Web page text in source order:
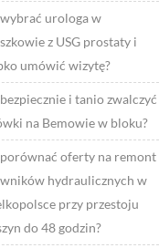
wybrać urologa w
z USG prostaty i
umówić wizytę?
bezpiecznie i tanio zwalczyć
na Bemowie w bloku?
porównać oferty na remont
hydraulicznych w
przy przestoju
do 48 godzin?